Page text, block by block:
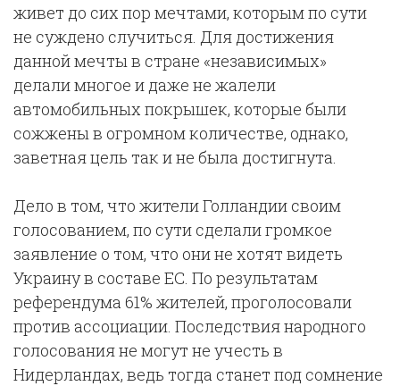
живет до сих пор мечтами, которым по сути
не суждено случиться. Для достижения
данной мечты в стране «независимых»
делали многое и даже не жалели
автомобильных покрышек, которые были
сожжены в огромном количестве, однако,
заветная цель так и не была достигнута.
Дело в том, что жители Голландии своим
голосованием, по сути сделали громкое
заявление о том, что они не хотят видеть
Украину в составе ЕС. По результатам
референдума 61% жителей, проголосовали
против ассоциации. Последствия народного
голосования не могут не учесть в
Нидерландах, ведь тогда станет под сомнение